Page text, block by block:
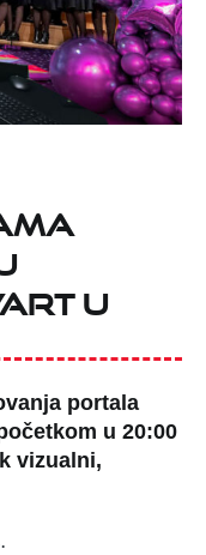
u
portala
u 20:00
vizualni,